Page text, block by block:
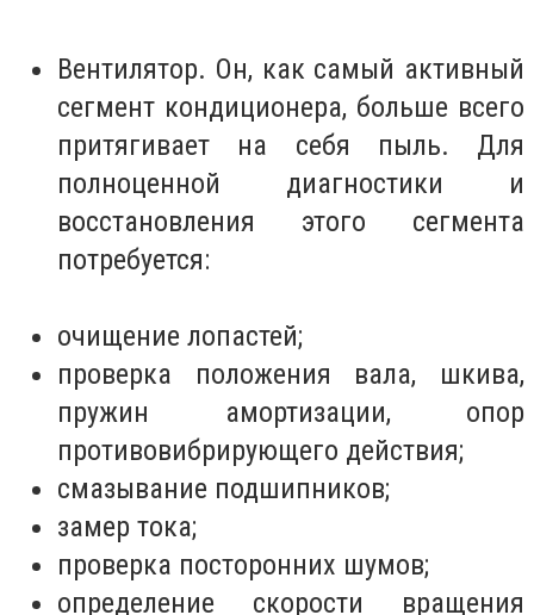
Вентилятор. Он, как самый активный
сегмент кондиционера, больше всего
притягивает на себя пыль. Для
полноценной диагностики и
восстановления этого сегмента
потребуется:
очищение лопастей;
проверка положения вала, шкива,
пружин амортизации, опор
противовибрирующего действия;
смазывание подшипников;
замер тока;
проверка посторонних шумов;
определение скорости вращения